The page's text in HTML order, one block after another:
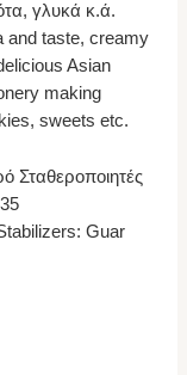
γλυκά κ.ά.
and taste, creamy
Asian
making
sweets etc.
Σταθεροποιητές
Guar